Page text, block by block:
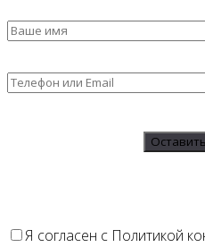
Я согласен с Политикой